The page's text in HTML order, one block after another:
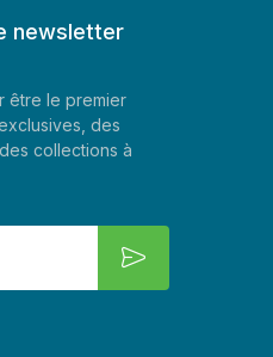
newsletter
être le premier
des
collections à